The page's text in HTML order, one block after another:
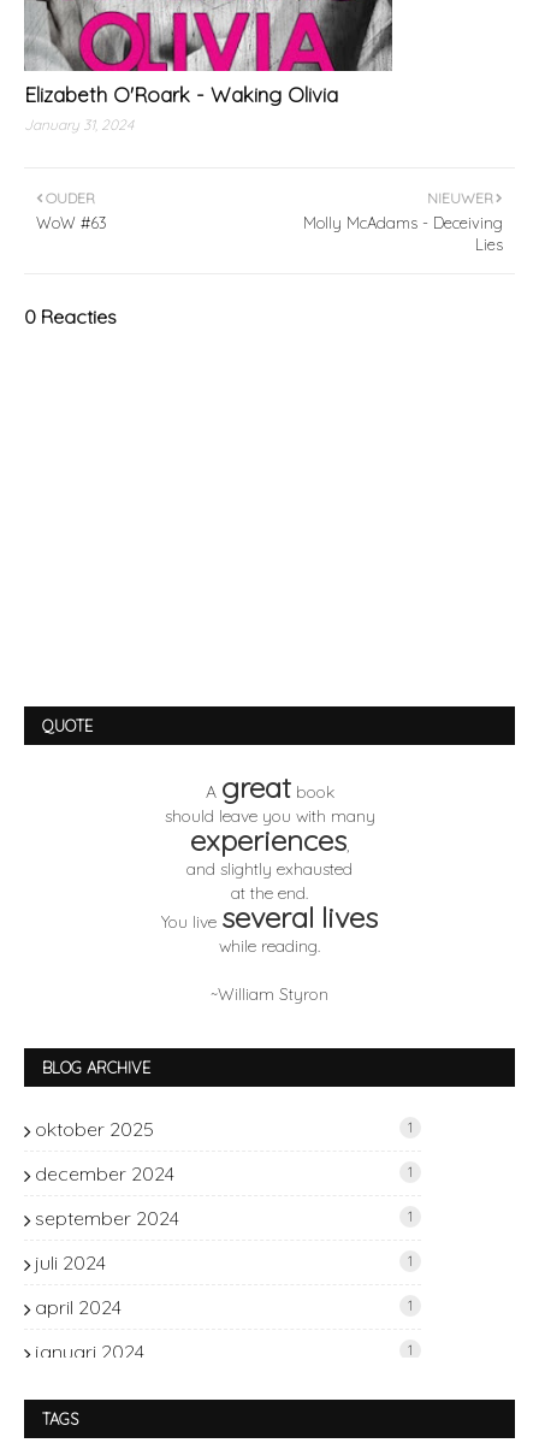
Elizabeth O'Roark - Waking Olivia
January 31, 2024
NIEUWER
Molly McAdams - Deceiving
Lies
OUDER
WoW #63
0 Reacties
QUOTE
A greatbook
should leave you with many
experiences,
and slightly exhausted
at the end.
You live several lives
while reading.
~William Styron
BLOG ARCHIVE
oktober 2025 1
december 2024 1
september 2024 1
juli 2024 1
april 2024 1
januari 2024 1
november 2023
1
TAGS